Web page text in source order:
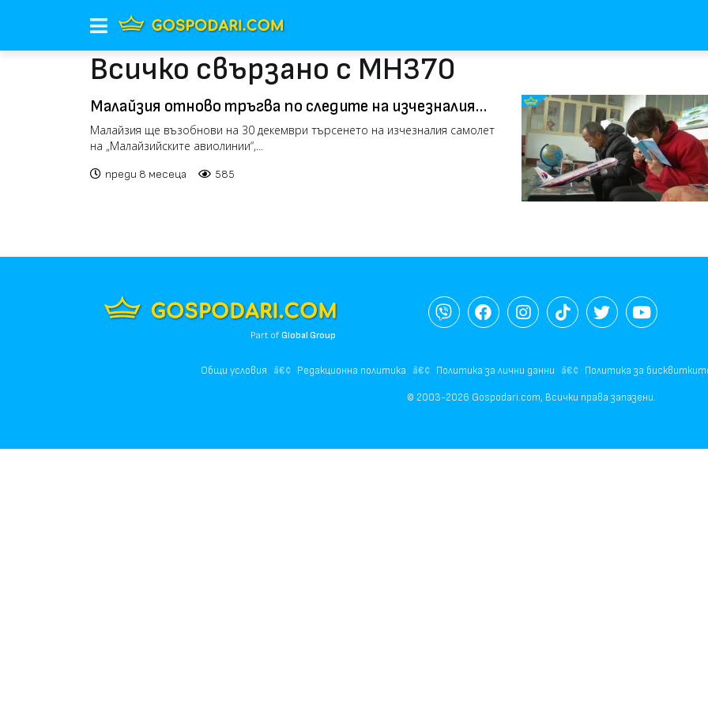
Всичко свързано с МН370
Малайзия отново тръгва по следите на изчезналия
полет MH370
Малайзия ще възобнови на 30 декември търсенето на изчезналия самолет
на „Малайзийските авиолинии“,...
преди 8 месеца 585
Part ofGlobal Group
Общи условия Редакционна политика Политика за лични данни Политика за
© 2003-2026 Gospodari.com, Всички права запазени.